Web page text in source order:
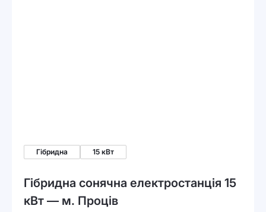
Гібридна 15 кВт
Гібридна сонячна електростанція 15
кВт — м. Проців